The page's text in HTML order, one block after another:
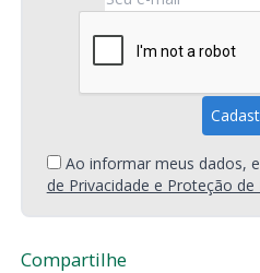
Ao informar meus dados,
de Privacidade e Proteção
Compartilhe